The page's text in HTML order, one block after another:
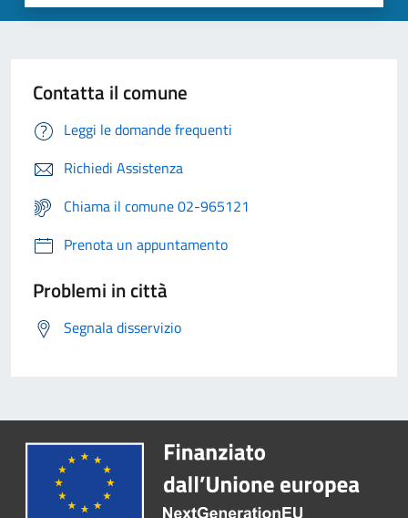
Contatta il comune
Leggi le domande frequenti
Richiedi Assistenza
Chiama il comune 02-965121
Prenota un appuntamento
Problemi in città
Segnala disservizio